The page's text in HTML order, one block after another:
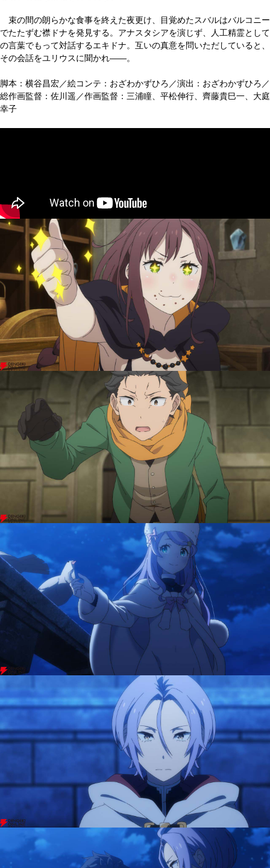
束の間の朗らかな食事を終えた夜更け、目覚めたスバルはバルコニー
でたたずむ襟ドナを発見する。アナスタシアを演じず、人工精霊として
の言葉でもって対話するエキドナ。互いの真意を問いただしていると、
その会話をユリウスに聞かれ――。
脚本：横谷昌宏／絵コンテ：おざわかずひろ／演出：おざわかずひろ／
総作画監督：佐川遥／作画監督：三浦瞳、平松伸行、齊藤貴巳一、大庭
幸子